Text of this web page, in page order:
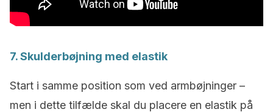
7. Skulderbøjning med elastik
Start i samme position som ved armbøjninger –
men i dette tilfælde skal du placere en elastik på